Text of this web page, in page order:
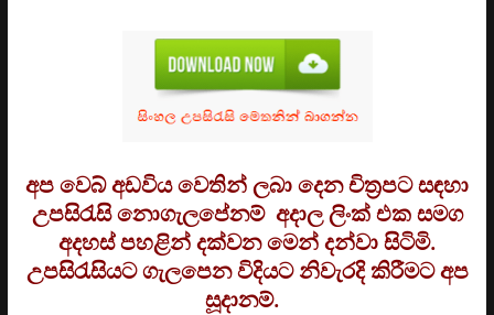
අප වෙබ් අඩවිය වෙතින් ලබා දෙන චිත්‍රපට සඳහා
උපසිරැසි නොගැලපේනම් අදාල ලිංක් එක සමග
අදහස් පහළින් දක්වන මෙන් දන්වා සිටිමි.
උපසිරැසියට ගැලපෙන විදියට නිවැරදි කිරීමට අප
සූදානම්.